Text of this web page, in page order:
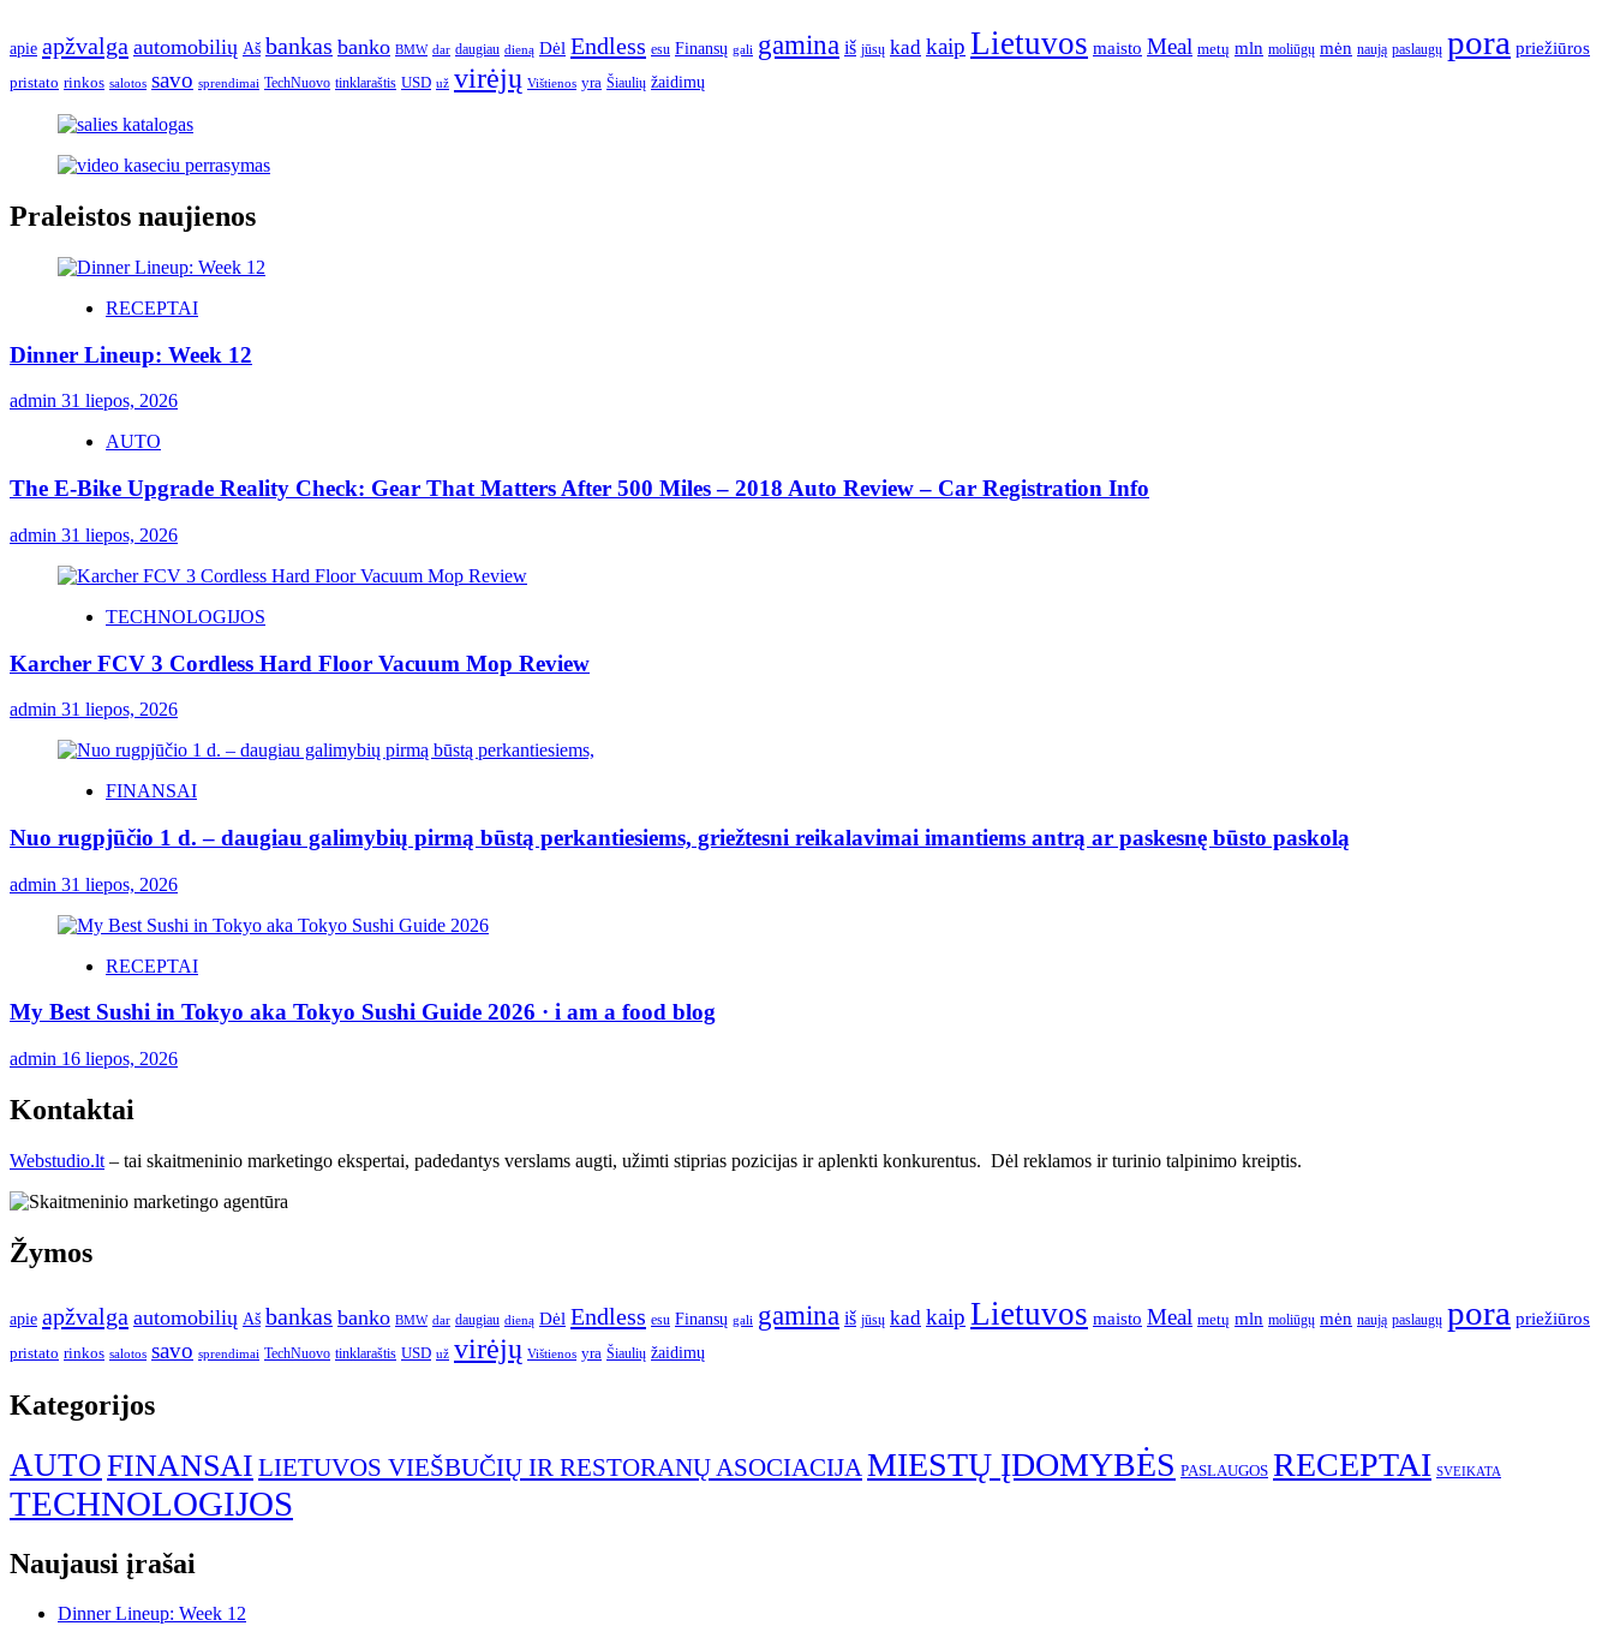
apie apžvalga automobilių Aš bankas banko BMW dar daugiau dieną Dėl Endless esu Finansų gali gamina iš jūsų kad kaip Lietuvos maisto Meal metų mln moliūgų mėn naują paslaugų pora priežiūros
pristato rinkos salotos savo sprendimai TechNuovo tinklaraštis USD už virėjų Vištienos yra Šiaulių žaidimų
Praleistos naujienos
RECEPTAI
Dinner Lineup: Week 12
admin 31 liepos, 2026
AUTO
The E-Bike Upgrade Reality Check: Gear That Matters After 500 Miles – 2018 Auto Review – Car Registration Info
admin 31 liepos, 2026
TECHNOLOGIJOS
Karcher FCV 3 Cordless Hard Floor Vacuum Mop Review
admin 31 liepos, 2026
FINANSAI
Nuo rugpjūčio 1 d. – daugiau galimybių pirmą būstą perkantiesiems, griežtesni reikalavimai imantiems antrą ar paskesnę būsto paskolą
admin 31 liepos, 2026
RECEPTAI
My Best Sushi in Tokyo aka Tokyo Sushi Guide 2026 · i am a food blog
admin 16 liepos, 2026
Kontaktai
Webstudio.lt – tai skaitmeninio marketingo ekspertai, padedantys verslams augti, užimti stiprias pozicijas ir aplenkti konkurentus. Dėl reklamos ir turinio talpinimo kreiptis.
Žymos
apie apžvalga automobilių Aš bankas banko BMW dar daugiau dieną Dėl Endless esu Finansų gali gamina iš jūsų kad kaip Lietuvos maisto Meal metų mln moliūgų mėn naują paslaugų pora priežiūros
pristato rinkos salotos savo sprendimai TechNuovo tinklaraštis USD už virėjų Vištienos yra Šiaulių žaidimų
Kategorijos
AUTOFINANSAI LIETUVOS VIEŠBUČIŲ IR RESTORANŲ ASOCIACIJA MIESTŲ ĮDOMYBĖS PASLAUGOS RECEPTAI SVEIKATA
TECHNOLOGIJOS
Naujausi įrašai
Dinner Lineup: Week 12